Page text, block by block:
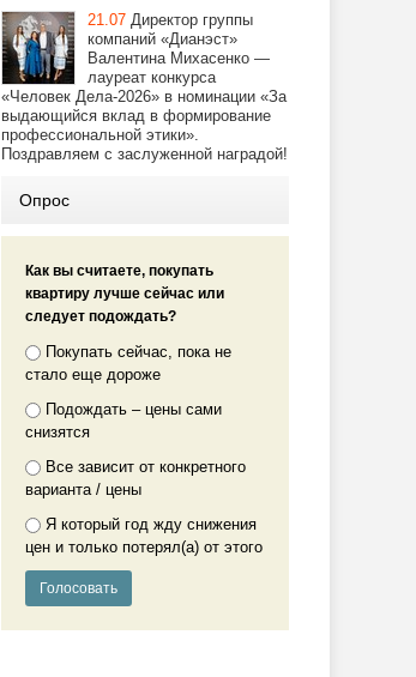
21.07 Директор группы
компаний «Дианэст»
Валентина Михасенко —
лауреат конкурса
«Человек Дела-2026» в номинации «За
выдающийся вклад в формирование
профессиональной этики».
Поздравляем с заслуженной наградой!
Опрос
Как вы считаете, покупать
квартиру лучше сейчас или
следует подождать?
Покупать сейчас, пока не
стало еще дороже
Подождать – цены сами
снизятся
Все зависит от конкретного
варианта / цены
Я который год жду снижения
цен и только потерял(а) от этого